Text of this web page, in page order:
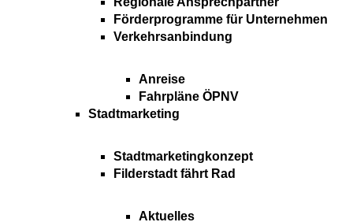
Förderprogramme für Unternehmen
Verkehrsanbindung
Anreise
Fahrpläne ÖPNV
Stadtmarketing
Stadtmarketingkonzept
Filderstadt fährt Rad
Aktuelles